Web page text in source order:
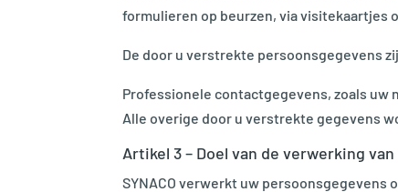
formulieren op beurzen, via visitekaartjes
De door u verstrekte persoonsgegevens
Professionele contactgegevens, zoals uw
Alle overige door u verstrekte gegevens
Artikel 3 – Doel van de verwerking
SYNACO verwerkt uw